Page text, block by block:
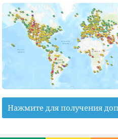
Нажмите для получения